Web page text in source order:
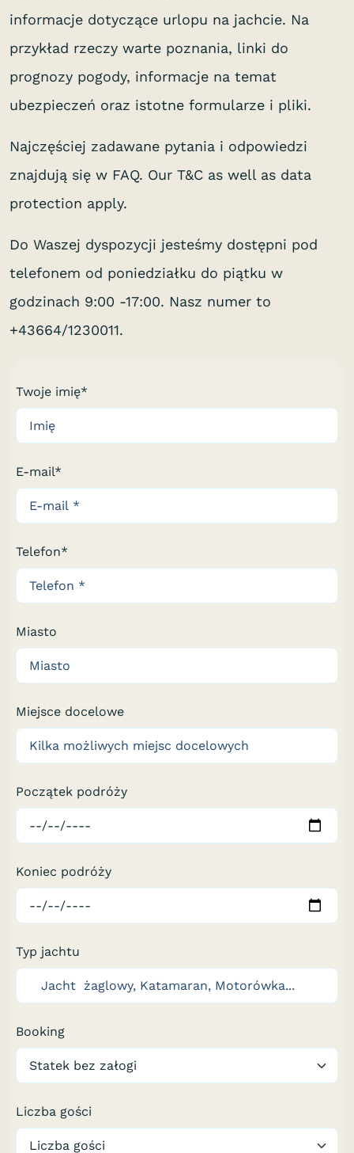
informacje dotyczące urlopu na jachcie. Na
przykład rzeczy warte poznania, linki do
prognozy pogody, informacje na temat
ubezpieczeń oraz istotne formularze i pliki.
Najczęściej zadawane pytania i odpowiedzi
znajdują się w FAQ. Our T&C as well as data
protection apply.
Do Waszej dyspozycji jesteśmy dostępni pod
telefonem od poniedziałku do piątku w
godzinach 9:00 -17:00. Nasz numer to
+43664/1230011.
Twoje imię*
E-mail*
Telefon*
Miasto
Miejsce docelowe
Początek podróży
Koniec podróży
Typ jachtu
Booking
Liczba gości